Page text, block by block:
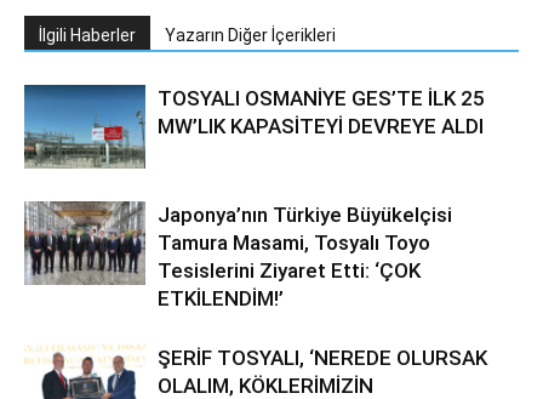
İlgili Haberler Yazarın Diğer İçerikleri
TOSYALI OSMANİYE GES’TE İLK 25
MW’LIK KAPASİTEYİ DEVREYE ALDI
Japonya’nın Türkiye Büyükelçisi
Tamura Masami, Tosyalı Toyo
Tesislerini Ziyaret Etti: ‘ÇOK
ETKİLENDİM!’
ŞERİF TOSYALI, ‘NEREDE OLURSAK
OLALIM, KÖKLERİMİZİN